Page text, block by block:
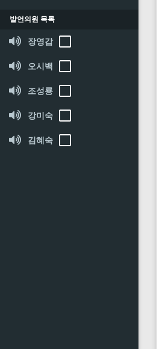
발언의원 목록
장영갑
오시백
조성룡
강미숙
김혜숙